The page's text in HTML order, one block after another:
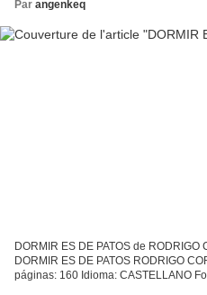
Par angenkeq
DORMIR ES DE PATOS de
DORMIR ES DE PATOS RODRIGO
páginas: 160 Idioma: CASTELLANO